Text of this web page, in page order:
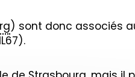
) sont donc associés